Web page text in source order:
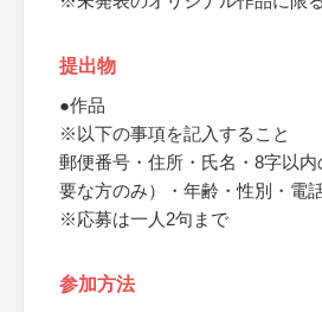
提出物
●作品
※以下の事項を記入すること
郵便番号・住所・氏名・8字以
要な方のみ）・年齢・性別・電
※応募は一人2句まで
参加方法